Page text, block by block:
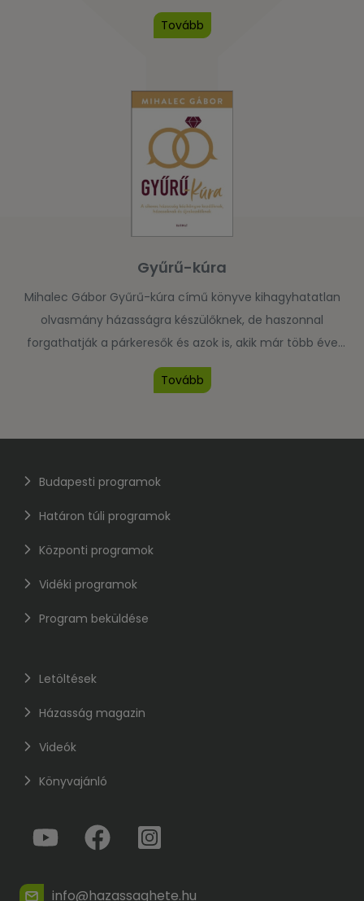
kapcsolatotok egy-egy oldalát, ehhez szakértői tanácsokat
és beszélgetést segítő kérdéseket is kaptok huszonegy
közös valóságáról, majd írjátok le a kérdésekre adott […]
Tovább
Gyűrű-kúra
Mihalec Gábor Gyűrű-kúra című könyve kihagyhatatlan
olvasmány házasságra készülőknek, de haszonnal
forgathatják a párkeresők és azok is, akik már több éve
összekötötték az életüket. A boldog, élethosszig tartó
házasság tíz kulcsfontosságú összetevőjét veszi nagyító
kérdéssorokat, […]
Tovább
Budapesti programok
Határon túli programok
Központi programok
Vidéki programok
Program beküldése
Letöltések
Házasság magazin
Videók
Könyvajánló
info@hazassaghete.hu